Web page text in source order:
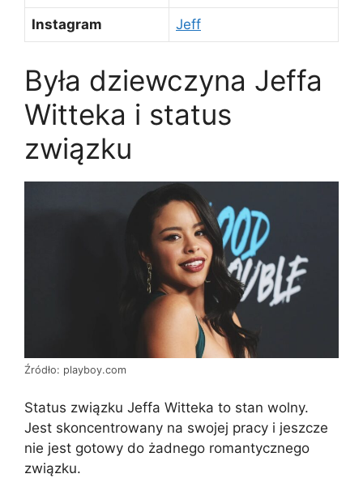
Instagram Jeff
Była dziewczyna Jeffa
Witteka i status
związku
Źródło: playboy.com
Status związku Jeffa Witteka to stan wolny.
Jest skoncentrowany na swojej pracy i jeszcze
nie jest gotowy do żadnego romantycznego
związku.